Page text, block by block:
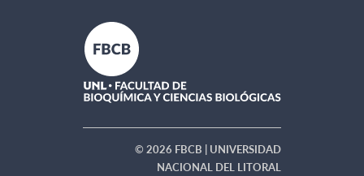
© 2026 FBCB | UNIVERSIDAD
NACIONAL DEL LITORAL